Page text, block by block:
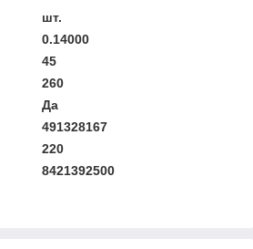
шт.
0.14000
45
260
Да
491328167
220
8421392500